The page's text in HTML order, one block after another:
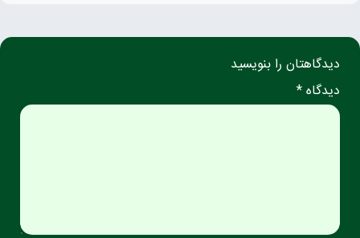
دیدگاهتان را بنویسید
دیدگاه *